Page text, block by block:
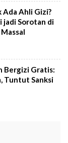
Ada Ahli Gizi?
jadi Sorotan di
Bergizi Gratis:
Tuntut Sanksi